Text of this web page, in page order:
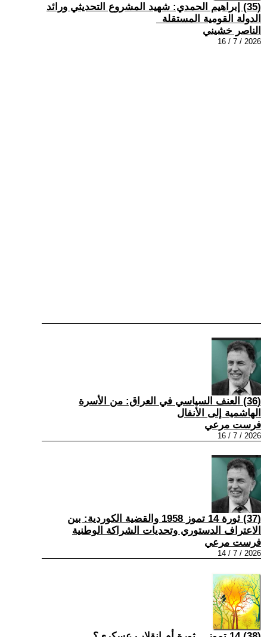
(35) إبراهيم الحمدي: شهيد المشروع التحديثي ورائد
الدولة القومية المستقلة
الناصر خشيني
2026 / 7 / 16
(36) العنف السياسي في العراق: من الأسرة
الهاشمية إلى الأنفال
فرست مرعي
2026 / 7 / 16
(37) ثورة 14 تموز 1958 والقضية الكوردية: بين
الاعتراف الدستوري وتحديات الشراكة الوطنية
فرست مرعي
2026 / 7 / 14